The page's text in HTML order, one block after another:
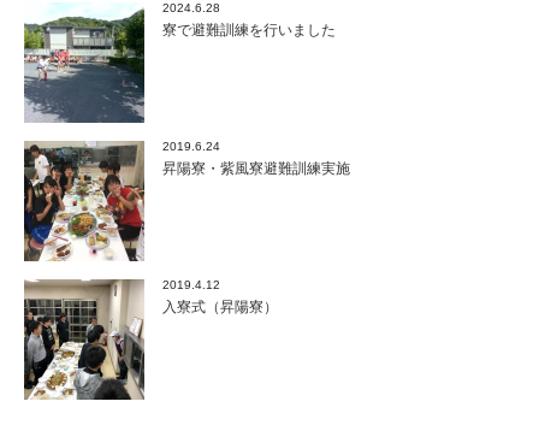
2024.6.28
寮で避難訓練を行いました
2019.6.24
昇陽寮・紫風寮避難訓練実施
2019.4.12
入寮式（昇陽寮）